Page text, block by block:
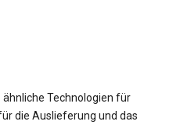
Technologien für
die Auslieferung und das